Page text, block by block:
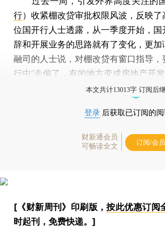
行）收紧棚改贷审批权限风波，反映
位国开行人士透露，从一季度开始，
辞和开展业务的思路就有了变化，更
融司的人士说，对棚改贷有窗口指导
行中“走偏了，有的地方变成房地产开发
本文共计13013字 订阅后
登录 后获取已订阅的
财新通会员
可畅读全文
订阅/会
[《财新周刊》印刷版，按此优惠订阅
时起刊，免费快递。]